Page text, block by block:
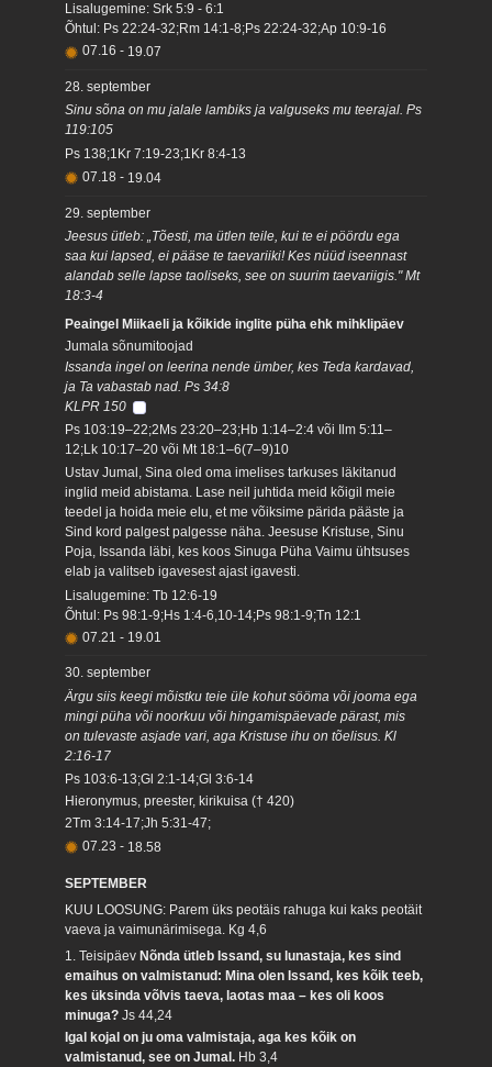
Lisalugemine: Srk 5:9 - 6:1
Õhtul: Ps 22:24-32;Rm 14:1-8;Ps 22:24-32;Ap 10:9-16
07.16 - 19.07
28. september
Sinu sõna on mu jalale lambiks ja valguseks mu teerajal. Ps
119:105
Ps 138;1Kr 7:19-23;1Kr 8:4-13
07.18 - 19.04
29. september
Jeesus ütleb: „Tõesti, ma ütlen teile, kui te ei pöördu ega
saa kui lapsed, ei pääse te taevariiki! Kes nüüd iseennast
alandab selle lapse taoliseks, see on suurim taevariigis." Mt
18:3-4
Peaingel Miikaeli ja kõikide inglite püha ehk mihklipäev
Jumala sõnumitoojad
Issanda ingel on leerina nende ümber, kes Teda kardavad,
ja Ta vabastab nad. Ps 34:8
KLPR 150
Ps 103:19–22;2Ms 23:20–23;Hb 1:14–2:4 või Ilm 5:11–
12;Lk 10:17–20 või Mt 18:1–6(7–9)10
Ustav Jumal, Sina oled oma imelises tarkuses läkitanud
inglid meid abistama. Lase neil juhtida meid kõigil meie
teedel ja hoida meie elu, et me võiksime pärida pääste ja
Sind kord palgest palgesse näha. Jeesuse Kristuse, Sinu
Poja, Issanda läbi, kes koos Sinuga Püha Vaimu ühtsuses
elab ja valitseb igavesest ajast igavesti.
Lisalugemine: Tb 12:6-19
Õhtul: Ps 98:1-9;Hs 1:4-6,10-14;Ps 98:1-9;Tn 12:1
07.21 - 19.01
30. september
Ärgu siis keegi mõistku teie üle kohut sööma või jooma ega
mingi püha või noorkuu või hingamispäevade pärast, mis
on tulevaste asjade vari, aga Kristuse ihu on tõelisus. Kl
2:16-17
Ps 103:6-13;Gl 2:1-14;Gl 3:6-14
Hieronymus, preester, kirikuisa († 420)
2Tm 3:14-17;Jh 5:31-47;
07.23 - 18.58
SEPTEMBER
KUU LOOSUNG: Parem üks peotäis rahuga kui kaks peotäit
vaeva ja vaimunärimisega. Kg 4,6
1. Teisipäev Nõnda ütleb Issand, su lunastaja, kes sind
emaihus on valmistanud: Mina olen Issand, kes kõik teeb,
kes üksinda võlvis taeva, laotas maa – kes oli koos
minuga?Js 44,24
Igal kojal on ju oma valmistaja, aga kes kõik on
valmistanud, see on Jumal. Hb 3,4